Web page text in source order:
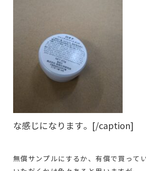
な感じになります。[/caption]
無償サンプルにするか、有償で買って